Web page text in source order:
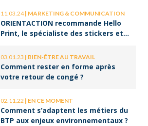
11.03.24| MARKETING & COMMUNICATION
ORIENTACTION recommande Hello
Print, le spécialiste des stickers et
03.01.23 | BIEN-ÊTRE AU TRAVAIL
Comment rester en forme après
votre retour de congé ?
02.11.22 | EN CE MOMENT
Comment s’adaptent les métiers du
BTP aux enjeux environnementaux ?